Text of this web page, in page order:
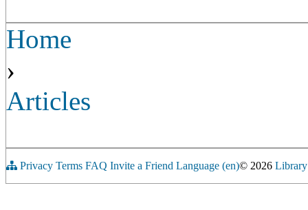
Home
›
Articles
Privacy Terms FAQ Invite a Friend Language (en)© 2026